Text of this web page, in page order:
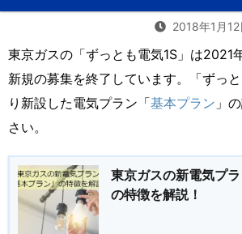
2018年1月12
東京ガスの「ずっとも電気1S」は2021
新規の募集を終了しています。「ずっ
り新設した電気プラン「基本プラン 」
さい。
東京ガスの新電気プラ
の特徴を解説！